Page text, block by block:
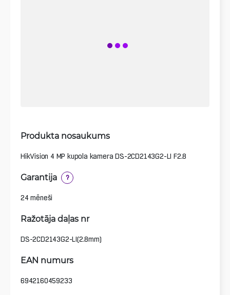
Produkta nosaukums
HikVision 4 MP kupola kamera DS-2CD2143G2-LI F2.8
Garantija ?
24 mēneši
Ražotāja daļas nr
DS-2CD2143G2-LI(2.8mm)
EAN numurs
6942160459233